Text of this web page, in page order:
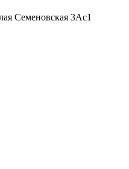
Семеновская 3Ас1